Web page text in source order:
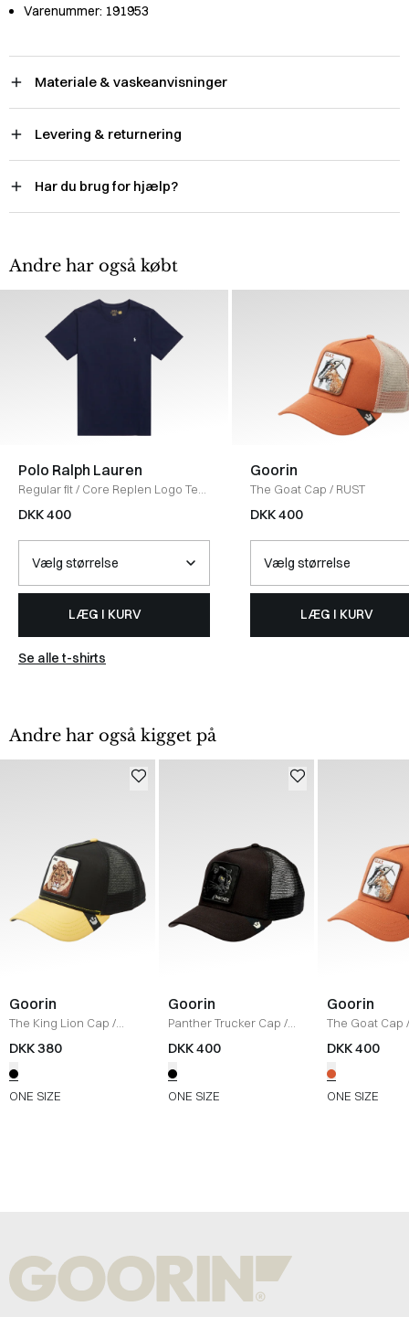
Varenummer: 191953
Materiale & vaskeanvisninger
Levering & returnering
Har du brug for hjælp?
Andre har også købt
Polo Ralph Lauren
Regular fit/ Core Replen Logo Tee
/NAVY
DKK 400
LÆG I KURV
Se alle t-shirts
Goorin
The Goat Cap / RUST
DKK 400
LÆG I KURV
Andre har også kigget på
Goorin
The King Lion Cap /
BLACK
DKK 380
ONE SIZE
Goorin
Panther Trucker Cap /
BLACK/BLACK
DKK 400
ONE SIZE
Goorin
The Goat Cap /
DKK 400
ONE SIZE